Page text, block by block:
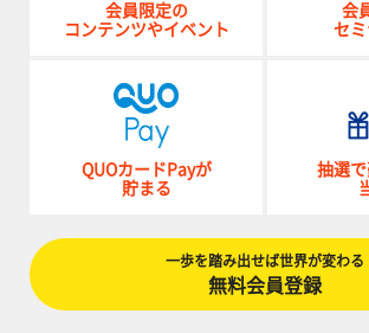
会員限定の
コンテンツやイベント
会
セ
QUOカードPayが
貯まる
抽選
一歩を踏み出せば世界が変わる
無料会員登録